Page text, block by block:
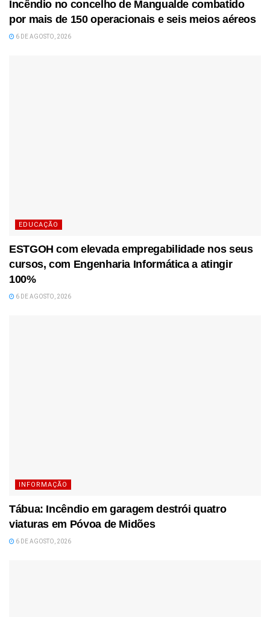
Incêndio no concelho de Mangualde combatido
por mais de 150 operacionais e seis meios aéreos
6 DE AGOSTO, 2026
EDUCAÇÃO
ESTGOH com elevada empregabilidade nos seus
cursos, com Engenharia Informática a atingir
100%
6 DE AGOSTO, 2026
INFORMAÇÃO
Tábua: Incêndio em garagem destrói quatro
viaturas em Póvoa de Midões
6 DE AGOSTO, 2026